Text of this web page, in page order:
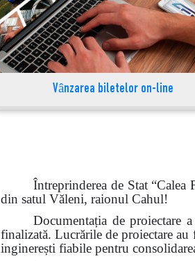
Vânzarea biletelor on-line
Întreprinderea de Stat
din satul Văleni, raionul Cahul!
Documentația de proiectare
finalizată. Lucrările de proiectare
inginerești fiabile pentru